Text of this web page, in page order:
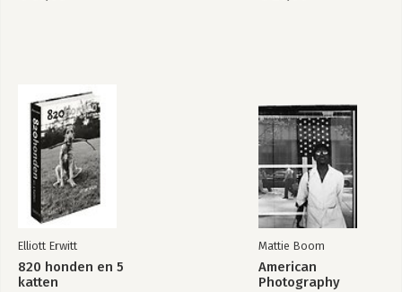
Elliott Erwitt
820 honden en 5
katten
Mattie Boom
American
Photography